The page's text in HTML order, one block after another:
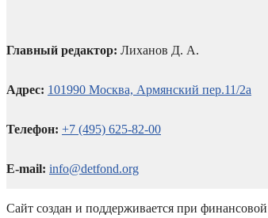
Главный редактор: Лиханов Д. А.
Адрес: 101990 Москва, Армянский пер.11/2а
Телефон: +7 (495) 625-82-00
E-mail: info@detfond.org
Сайт создан и поддерживается при